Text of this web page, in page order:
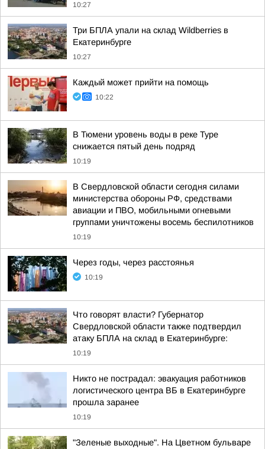
10:27
Три БПЛА упали на склад Wildberries в
Екатеринбурге
10:27
Каждый может прийти на помощь
10:22
В Тюмени уровень воды в реке Туре
снижается пятый день подряд
10:19
В Свердловской области сегодня силами
министерства обороны РФ, средствами
авиации и ПВО, мобильными огневыми
группами уничтожены восемь беспилотников
10:19
Через годы, через расстоянья
10:19
Что говорят власти? Губернатор
Свердловской области также подтвердил
атаку БПЛА на склад в Екатеринбурге:
10:19
Никто не пострадал: эвакуация работников
логистического центра ВБ в Екатеринбурге
прошла заранее
10:19
"Зеленые выходные". На Цветном бульваре